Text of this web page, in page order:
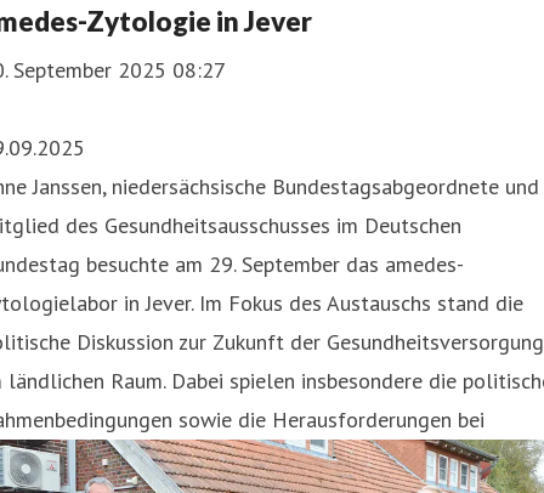
Zytologie in Jever
September 2025 08:27
Janssen, niedersächsische Bundestagsabgeordnete und
des Gesundheitsausschusses im Deutschen
besuchte am 29. September das amedes-
in Jever. Im Fokus des Austauschs stand die
Diskussion zur Zukunft der Gesundheitsversorgung
ländlichen Raum. Dabei spielen insbesondere die
sowie die Herausforderungen bei